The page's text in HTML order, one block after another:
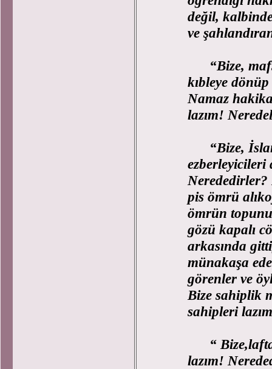
değil,
ve
“Bize,
kıbleye
Namaz
lazım!
“Bize,
ezberleyicileri
Nerededirler?
pis ömrü
ömrün
gözü kapalı
arkasında
münakaşa
görenler ve
Bize sahiplik
sahipleri
“
lazım!